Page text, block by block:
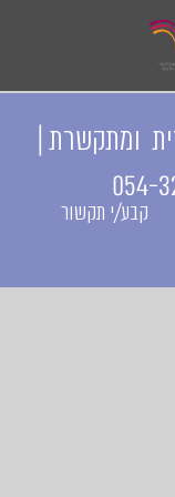
ומתקשרת |
054-
קבע/י תקשור